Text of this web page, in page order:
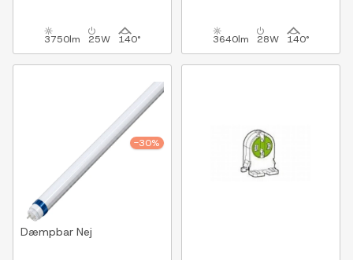
3750lm 25W 140° 3640lm 28W 140°
-30%
Dæmpbar Nej